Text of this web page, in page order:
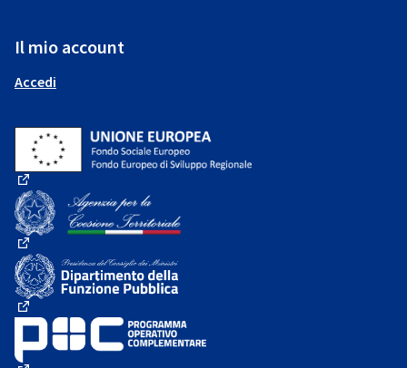
Il mio account
Accedi
(Collegamento esterno)
(Collegamento esterno)
(Collegamento esterno)